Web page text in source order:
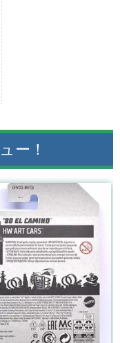
ー！